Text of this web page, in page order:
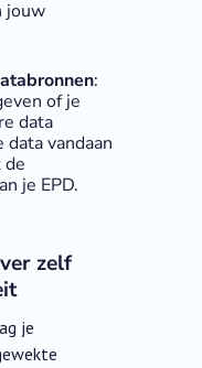
jouw
:
of je
data
vandaan
de
je EPD.
zelf
je